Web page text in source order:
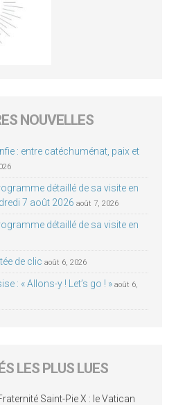
NOUVELLES
: entre catéchuménat, paix et
détaillé de sa visite en
7 août 2026 août 7, 2026
détaillé de sa visite en
de clic août 6, 2026
: « Allons-y ! Let’s go ! » août 6,
LES PLUS LUES
Saint-Pie X : le Vatican